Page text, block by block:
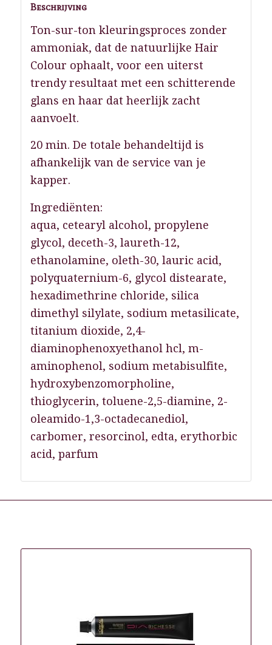
Beschrijving
Ton-sur-ton kleuringsproces zonder
ammoniak, dat de natuurlijke Hair
Colour ophaalt, voor een uiterst
trendy resultaat met een schitterende
glans en haar dat heerlijk zacht
aanvoelt.
20 min. De totale behandeltijd is
afhankelijk van de service van je
kapper.
Ingrediënten:
aqua, cetearyl alcohol, propylene
glycol, deceth-3, laureth-12,
ethanolamine, oleth-30, lauric acid,
polyquaternium-6, glycol distearate,
hexadimethrine chloride, silica
dimethyl silylate, sodium metasilicate,
titanium dioxide, 2,4-
diaminophenoxyethanol hcl, m-
aminophenol, sodium metabisulfite,
hydroxybenzomorpholine,
thioglycerin, toluene-2,5-diamine, 2-
oleamido-1,3-octadecanediol,
carbomer, resorcinol, edta, erythorbic
acid, parfum